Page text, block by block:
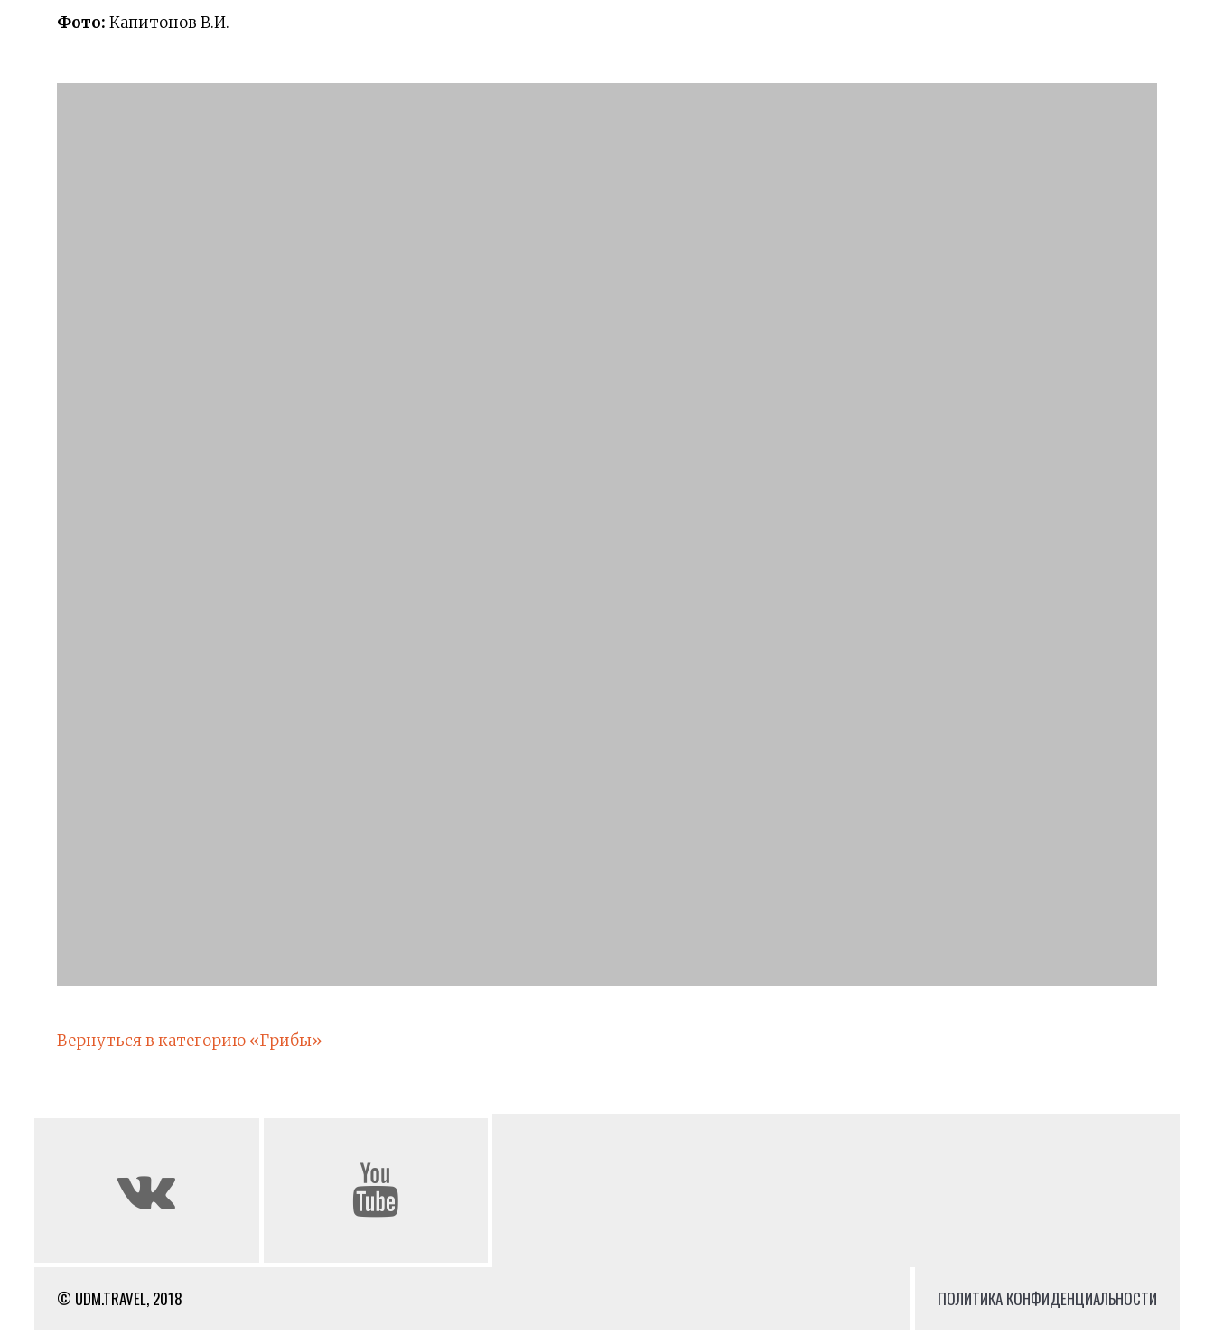
Фото: Капитонов В.И.
Вернуться в категорию «Грибы»
© UDM.TRAVEL, 2018 ПОЛИТИКА КОНФИДЕНЦИАЛЬНОСТИ